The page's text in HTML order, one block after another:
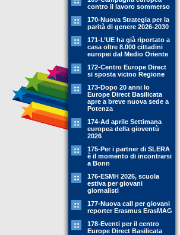
contro il lavoro sommerso
170-Nuova Strategia per la
parità di genere 2026-2030
171-L’UE ha già riportato a
casa oltre 8.000 cittadini
europei dal Medio Oriente
172-Centro Europe Direct
si sposta vicino Regione
173-Dopo 20 anni lo
Europe Direct Basilicata
apre a breve nuova sede a
Potenza
174-Ad aprile Settimana
europea della gioventù
2026
175-Per i partner di SLERA
è il momento di incontrarsi
a Bonn
176-ESMH 2026, scuola
estiva per giovani
giornalisti
177-Nuova call per giovani
reporter Erasmus ErasMAG
178-Eventi per il centro
Europe Direct Basilicata